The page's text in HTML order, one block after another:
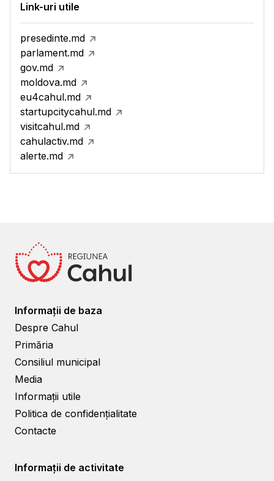
Link-uri utile
presedinte.md
parlament.md
gov.md
moldova.md
eu4cahul.md
startupcitycahul.md
visitcahul.md
cahulactiv.md
alerte.md
Informații de baza
Despre Cahul
Primăria
Consiliul municipal
Media
Informații utile
Politica de confidențialitate
Contacte
Informații de activitate